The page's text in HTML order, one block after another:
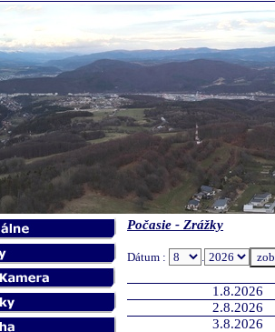
Počasie - Zrážky
Dátum : .
1.8.2026
2.8.2026
3.8.2026